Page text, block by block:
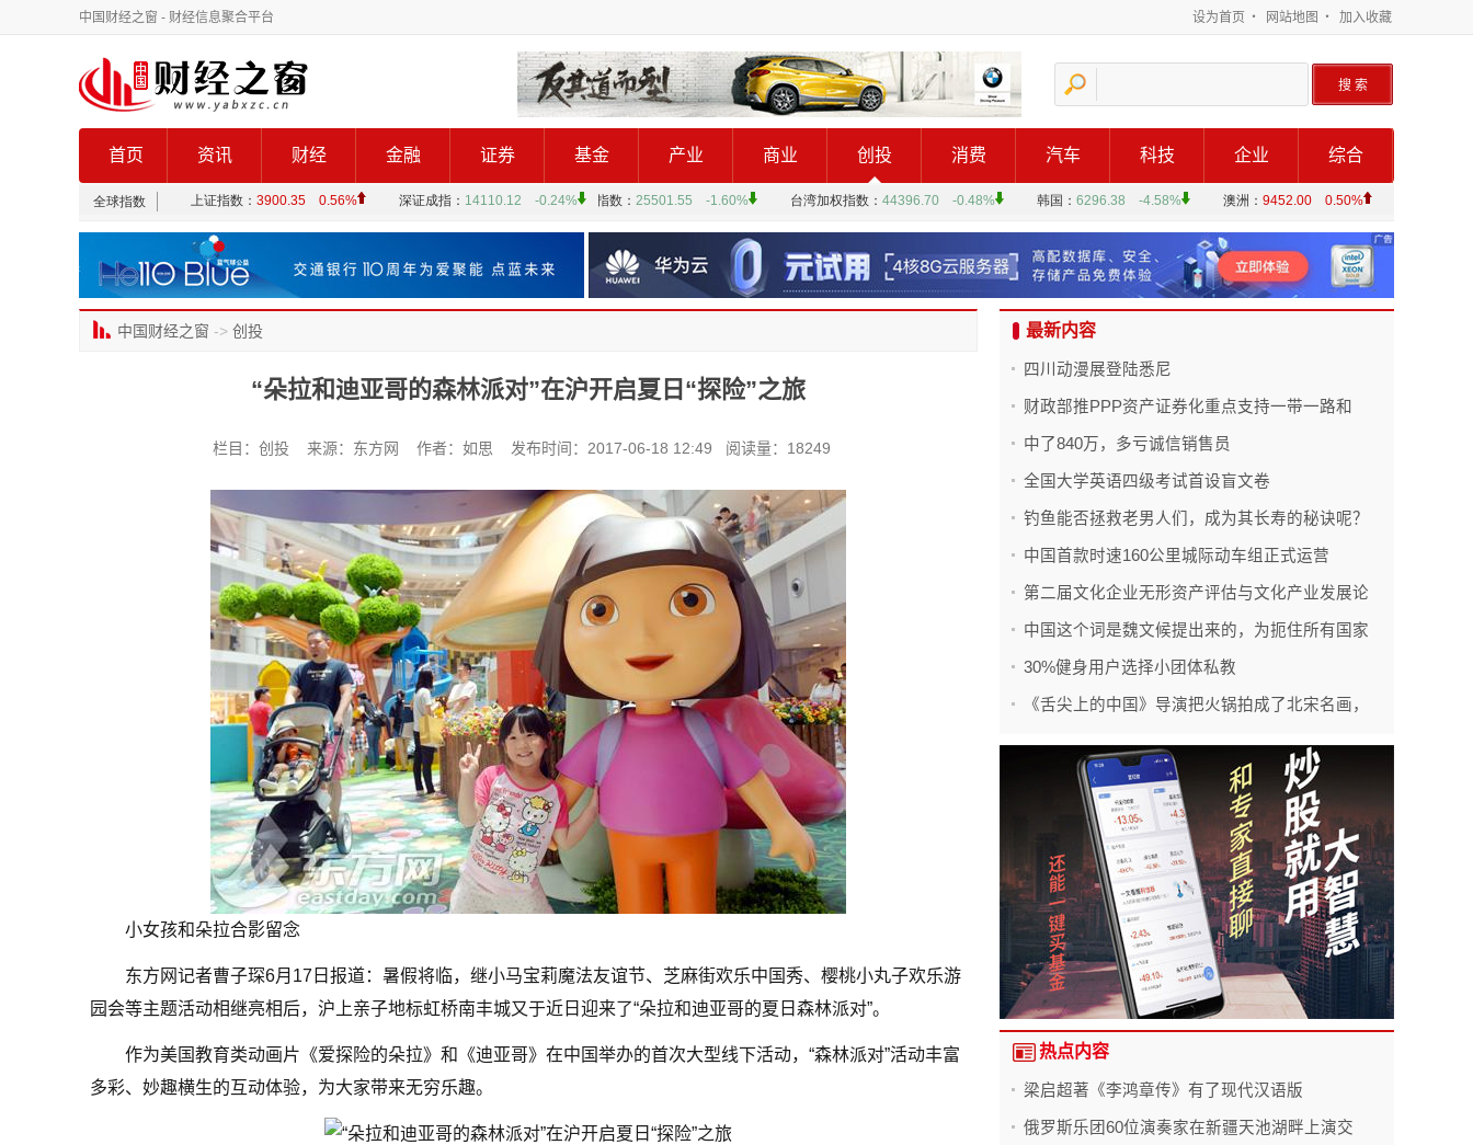
中国财经之窗 - 财经信息聚合平台 设为首页 ・ 网站地图 ・ 加入收藏
首页 资讯 财经 金融 证券 基金 产业 商业 创投 消费 汽车 科技 企业 综合
中国财经之窗 -> 创投
“朵拉和迪亚哥的森林派对”在沪开启夏日“探险”之旅
栏目：创投 来源：东方网 作者：如思 发布时间：2017-06-18 12:49 阅读量：18249
小女孩和朵拉合影留念
东方网记者曹子琛6月17日报道：暑假将临，继小马宝莉魔法友谊节、芝麻街欢乐中国秀、樱桃小丸子欢乐游
园会等主题活动相继亮相后，沪上亲子地标虹桥南丰城又于近日迎来了“朵拉和迪亚哥的夏日森林派对”。
作为美国教育类动画片《爱探险的朵拉》和《迪亚哥》在中国举办的首次大型线下活动，“森林派对”活动丰富
多彩、妙趣横生的互动体验，为大家带来无穷乐趣。
最新内容
四川动漫展登陆悉尼
财政部推PPP资产证券化重点支持一带一路和
中了840万，多亏诚信销售员
全国大学英语四级考试首设盲文卷
钓鱼能否拯救老男人们，成为其长寿的秘诀呢？
中国首款时速160公里城际动车组正式运营
第二届文化企业无形资产评估与文化产业发展论
中国这个词是魏文候提出来的，为扼住所有国家
30%健身用户选择小团体私教
《舌尖上的中国》导演把火锅拍成了北宋名画，
热点内容
梁启超著《李鸿章传》有了现代汉语版
俄罗斯乐团60位演奏家在新疆天池湖畔上演交